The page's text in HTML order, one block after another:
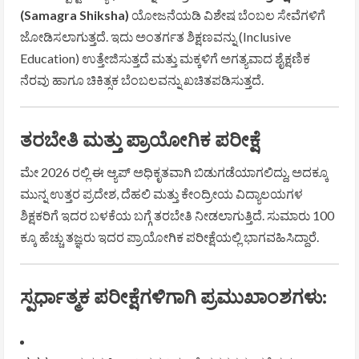
(Samagra Shiksha) ಯೋಜನೆಯಡಿ ವಿಶೇಷ ಬೆಂಬಲ ಸೇವೆಗಳಿಗೆ
ಜೋಡಿಸಲಾಗುತ್ತದೆ. ಇದು ಅಂತರ್ಗತ ಶಿಕ್ಷಣವನ್ನು (Inclusive
Education) ಉತ್ತೇಜಿಸುತ್ತದೆ ಮತ್ತು ಮಕ್ಕಳಿಗೆ ಅಗತ್ಯವಾದ ಶೈಕ್ಷಣಿಕ
ನೆರವು ಹಾಗೂ ಚಿಕಿತ್ಸಕ ಬೆಂಬಲವನ್ನು ಖಚಿತಪಡಿಸುತ್ತದೆ.
ತರಬೇತಿ ಮತ್ತು ಪ್ರಾಯೋಗಿಕ ಪರೀಕ್ಷೆ
ಮೇ 2026 ರಲ್ಲಿ ಈ ಆ್ಯಪ್ ಅಧಿಕೃತವಾಗಿ ಬಿಡುಗಡೆಯಾಗಲಿದ್ದು, ಅದಕ್ಕೂ
ಮುನ್ನ ಉತ್ತರ ಪ್ರದೇಶ, ದೆಹಲಿ ಮತ್ತು ಕೇಂದ್ರೀಯ ವಿದ್ಯಾಲಯಗಳ
ಶಿಕ್ಷಕರಿಗೆ ಇದರ ಬಳಕೆಯ ಬಗ್ಗೆ ತರಬೇತಿ ನೀಡಲಾಗುತ್ತಿದೆ. ಸುಮಾರು 100
ಕ್ಕೂ ಹೆಚ್ಚು ತಜ್ಞರು ಇದರ ಪ್ರಾಯೋಗಿಕ ಪರೀಕ್ಷೆಯಲ್ಲಿ ಭಾಗವಹಿಸಿದ್ದಾರೆ.
ಸ್ಪರ್ಧಾತ್ಮಕ ಪರೀಕ್ಷೆಗಳಿಗಾಗಿ ಪ್ರಮುಖಾಂಶಗಳು: